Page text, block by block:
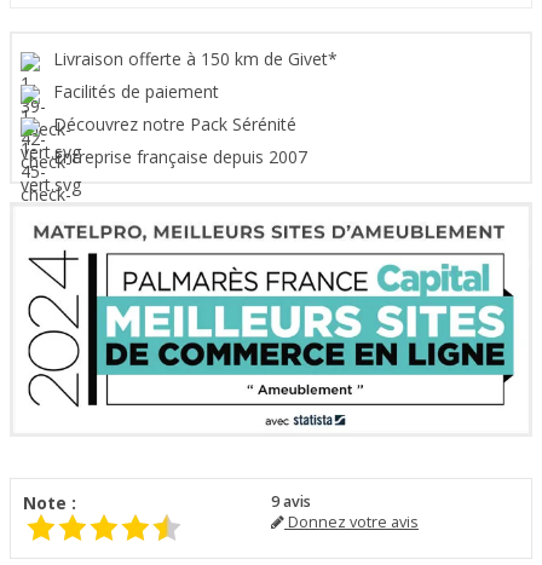
Livraison offerte à 150 km de Givet*
Facilités de paiement
Découvrez notre Pack Sérénité
Entreprise française depuis 2007
Note : 9avis
Donnez votre avis